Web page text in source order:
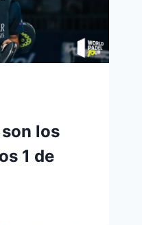
los
1 de